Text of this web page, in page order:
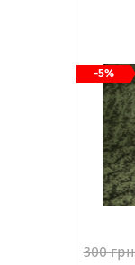
300
-5%